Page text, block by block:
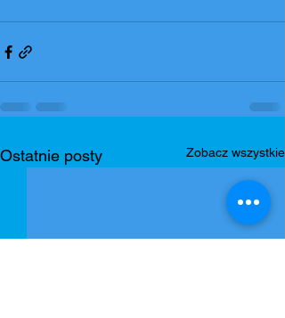
Ostatnie posty Zobacz wszystkie